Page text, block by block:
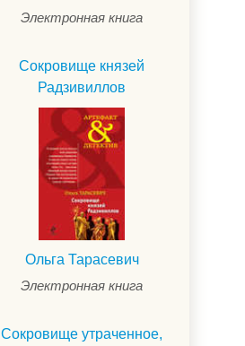
Электронная книга
Сокровище князей
Радзивиллов
Ольга Тарасевич
Электронная книга
Сокровище утраченное,